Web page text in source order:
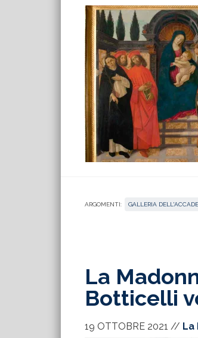
ARGOMENTI: GALLERIA
La
Botticelli
19 OTTOBRE 2021 // La